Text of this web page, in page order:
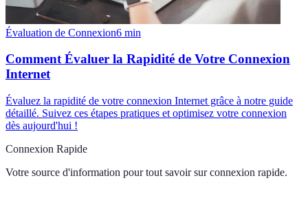
Évaluation de Connexion6 min
Comment Évaluer la Rapidité de Votre Connexion
Internet
Évaluez la rapidité de votre connexion Internet grâce à notre guide
détaillé. Suivez ces étapes pratiques et optimisez votre connexion
dès aujourd'hui !
Connexion Rapide
Votre source d'information pour tout savoir sur connexion rapide.